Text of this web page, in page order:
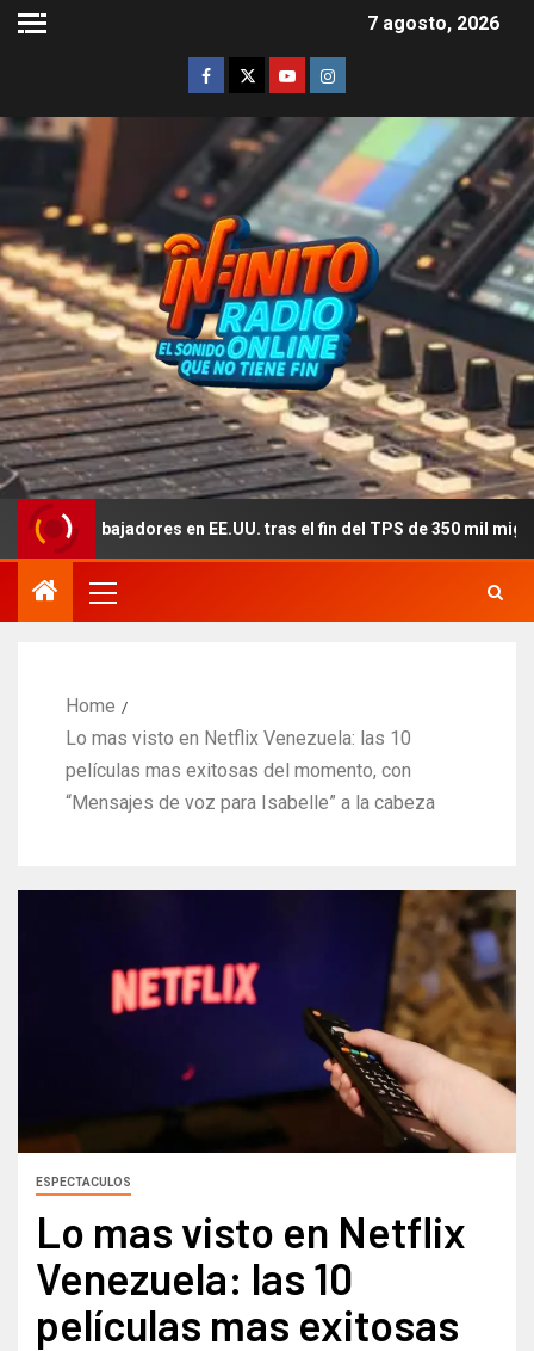
7 agosto, 2026
en EE.UU. tras el fin del TPS de 350 mil migrantes
Home
Lo mas visto en Netflix Venezuela: las 10
películas mas exitosas del momento, con
“Mensajes de voz para Isabelle” a la cabeza
ESPECTACULOS
Lo mas visto en Netflix
Venezuela: las 10
películas mas exitosas